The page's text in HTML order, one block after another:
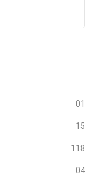
01
15
118
04